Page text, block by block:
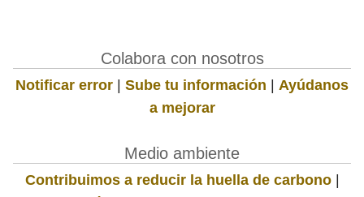
Colabora con nosotros
Notificar error | Sube tu información | Ayúdanos
a mejorar
Medio ambiente
Contribuimos a reducir la huella de carbono|